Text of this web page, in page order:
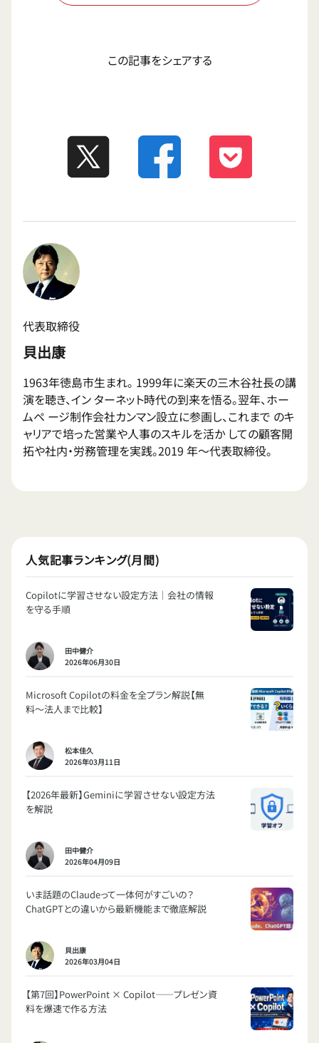
この記事をシェアする
代表取締役
貝出康
1963年徳島市生まれ。 1999年に楽天の三木谷社長の講
演を聴き、イン ターネット時代の到来を悟る。翌年、ホー
ムペ ージ制作会社カンマン設立に参画し、これまで のキ
ャリアで培った営業や人事のスキルを活か しての顧客開
拓や社内・労務管理を実践。2019 年〜代表取締役。
人気記事ランキング(月間)
Copilotに学習させない設定方法｜会社の情報
を守る手順
田中健介
2026年06月30日
Microsoft Copilotの料金を全プラン解説【無
料〜法人まで比較】
松本佳久
2026年03月11日
【2026年最新】Geminiに学習させない設定方法
を解説
田中健介
2026年04月09日
いま話題のClaudeって一体何がすごいの？
ChatGPTとの違いから最新機能まで徹底解説
貝出康
2026年03月04日
【第7回】PowerPoint × Copilot——プレゼン資
料を爆速で作る方法